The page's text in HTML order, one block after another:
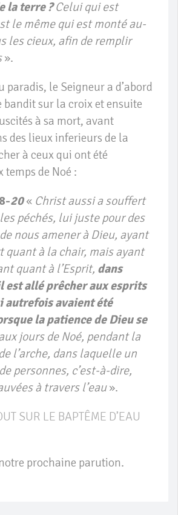
la terre ?Celui qui est
le même qui est monté au-
les cieux, afin de remplir
».
paradis, le Seigneur a d’abord
bandit sur la croix et ensuite
à sa mort, avant
des lieux inferieurs de la
à ceux qui ont été
de Noé :
20« Christ aussi a souffert
péchés, lui juste pour des
nous amener à Dieu, ayant
quant à la chair, mais ayant
quant à l’Esprit, dans
est allé prêcher aux esprits
autrefois avaient été
la patience de Dieu se
jours de Noé, pendant la
l’arche, dans laquelle un
personnes, c’est-à-dire,
à travers l’eau».
SUR LE BAPTÊME D’EAU
prochaine parution.